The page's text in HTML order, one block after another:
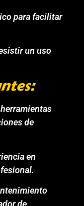
para facilitar
un uso
de
en
de